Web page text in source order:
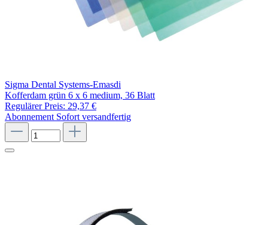
Sigma Dental Systems-Emasdi
Kofferdam grün 6 x 6 medium, 36 Blatt
Regulärer Preis: 29,37 €
Abonnement Sofort versandfertig